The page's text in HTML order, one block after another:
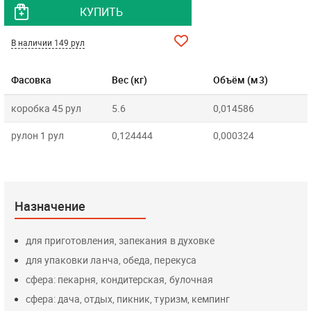
Фасовка Вес (кг) Объём (м3)
коробка 45 рул 5.6 0,014586
рулон 1 рул 0,124444 0,000324
КУПИТЬ
В наличии 149 рул
Назначение
для приготовления, запекания в духовке
для упаковки ланча, обеда, перекуса
сфера: пекарня, кондитерская, булочная
сфера: дача, отдых, пикник, туризм, кемпинг